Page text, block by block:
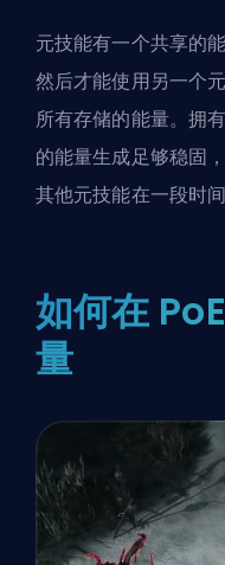
元技能有一个共享的
然后才能使用另一个
所有存储的能量。拥
的能量生成足够稳固
其他元技能在一段时
如何在
量